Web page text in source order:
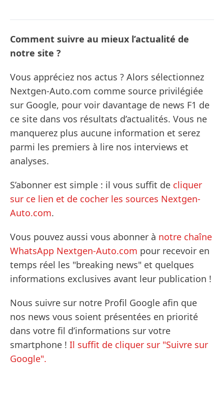
Comment suivre au mieux l’actualité de
notre site ?
Vous appréciez nos actus ? Alors sélectionnez
Nextgen-Auto.com comme source privilégiée
sur Google, pour voir davantage de news F1 de
ce site dans vos résultats d’actualités. Vous ne
manquerez plus aucune information et serez
parmi les premiers à lire nos interviews et
analyses.
S’abonner est simple : il vous suffit de cliquer
sur ce lien et de cocher les sources Nextgen-
Auto.com.
Vous pouvez aussi vous abonner à notre chaîne
WhatsApp Nextgen-Auto.com pour recevoir en
temps réel les "breaking news" et quelques
informations exclusives avant leur publication !
Nous suivre sur notre Profil Google afin que
nos news vous soient présentées en priorité
dans votre fil d’informations sur votre
smartphone ! Il suffit de cliquer sur "Suivre sur
Google".